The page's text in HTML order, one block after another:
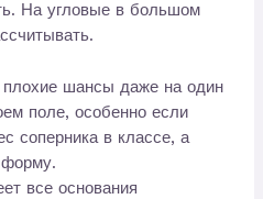
На угловые в большом
плохие шансы даже на один
поле, особенно если
соперника в классе, а
форму.
все основания